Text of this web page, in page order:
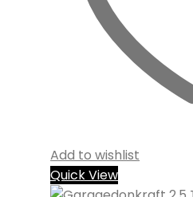
Add to wishlist
Quick View